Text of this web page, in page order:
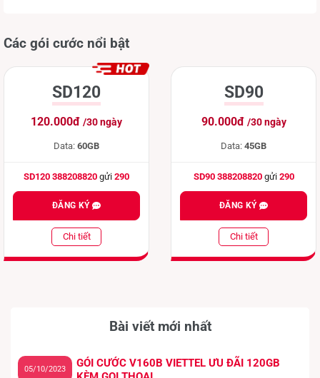
Các gói cước nổi bật
SD120
120.000đ /30 ngày
Data: 60GB
SD120 388208820 gửi 290
ĐĂNG KÝ
Chi tiết
SD90
90.000đ /30 ngày
Data: 45GB
SD90 388208820gửi 290
ĐĂNG KÝ
Chi tiết
Bài viết mới nhất
GÓI CƯỚC V160B VIETTEL ƯU ĐÃI 120GB
05/10/2023